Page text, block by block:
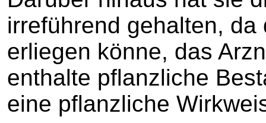
irreführend gehalten,
erliegen könne, das
enthalte pflanzliche
eine pflanzliche